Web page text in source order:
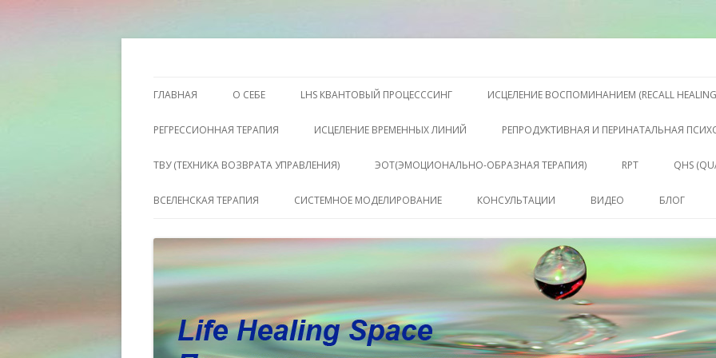
ГЛАВНАЯ О СЕБЕ LHS КВАНТОВЫЙ ПРОЦЕСССИНГ ИСЦЕЛЕНИЕ ВОСПОМИНАНИЕМ (RECALL
РЕГРЕССИОННАЯ ТЕРАПИЯ ИСЦЕЛЕНИЕ ВРЕМЕННЫХ ЛИНИЙ РЕПРОДУКТИВНАЯ И ПЕРИНАТАЛЬНАЯ
ТВУ (ТЕХНИКА ВОЗВРАТА УПРАВЛЕНИЯ) ЭОТ(ЭМОЦИОНАЛЬНО-ОБРАЗНАЯ ТЕРАПИЯ) RPT QHS
ВСЕЛЕНСКАЯ ТЕРАПИЯ СИСТЕМНОЕ МОДЕЛИРОВАНИЕ КОНСУЛЬТАЦИИ
ПАКЕТ СЕССИЙ И
КОНСУЛЬТАЦИЙ
СОПРОВОЖДЕНИЕ
КОУЧИНГ ДО РЕЗУЛЬТАТА
ВИДЕО БЛОГ